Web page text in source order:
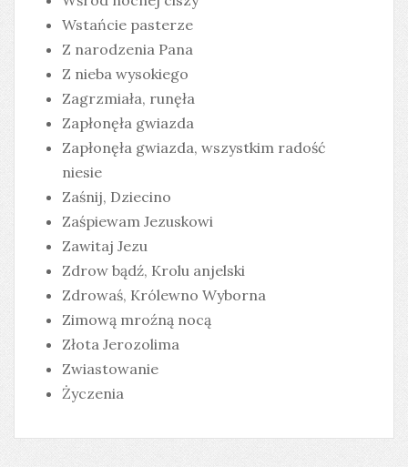
Wstańcie pasterze
Z narodzenia Pana
Z nieba wysokiego
Zagrzmiała, runęła
Zapłonęła gwiazda
Zapłonęła gwiazda, wszystkim radość
niesie
Zaśnij, Dziecino
Zaśpiewam Jezuskowi
Zawitaj Jezu
Zdrow bądź, Krolu anjelski
Zdrowaś, Królewno Wyborna
Zimową mroźną nocą
Złota Jerozolima
Zwiastowanie
Życzenia